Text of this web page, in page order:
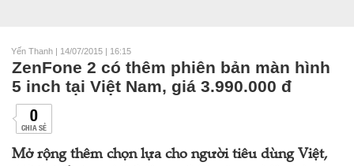
Yến Thanh | 14/07/2015 | 16:15
ZenFone 2 có thêm phiên bản màn hình
5 inch tại Việt Nam, giá 3.990.000 đ
0
CHIA SẺ
Mở rộng thêm chọn lựa cho người tiêu dùng Việt,